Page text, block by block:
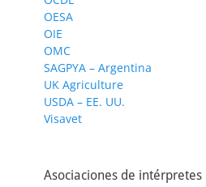
OESA
OIE
OMC
SAGPYA – Argentina
UK Agriculture
USDA – EE. UU.
Visavet
Asociaciones de intérpretes